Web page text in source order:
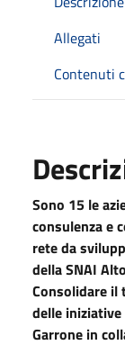
Allegati
Contenuti
Sono 15 le
consulenza e
rete da
della SNAI
Consolidare il
delle
Garrone in